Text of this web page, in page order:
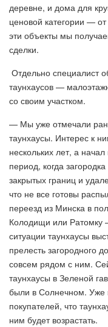
деревне, и дома для
ценовой категории —
эти объекты мы
сделки.
Отдельно специалист
таунхаусов —
со своим участком.
— Мы уже отмечали
таунхаусы. Интерес к
нескольких лет, а
период, когда
закрытых границ и
что не все готовы
переезд из Минска в
Колодищи или Ратомку
ситуации таунхаусы
прелесть загородного
совсем рядом с ним.
таунхаусы в Зеленой
были в Солнечном. Уже
покупателей, что
ним будет возрастать.